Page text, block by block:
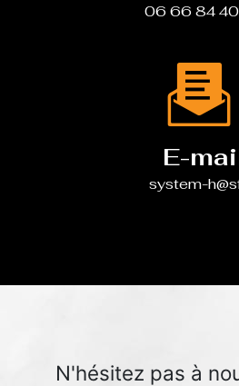
06 66 84
E-
system-
N'hésitez pas à